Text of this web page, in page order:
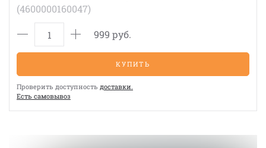
(4600000160047)
999 руб.
КУПИТЬ
Проверить доступность доставки.
Eсть cамовывоз